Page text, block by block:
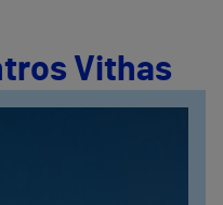
Vithas